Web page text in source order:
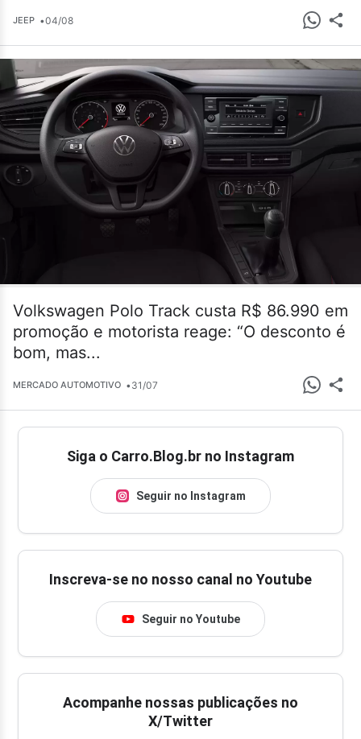
JEEP •04/08
Volkswagen Polo Track custa R$ 86.990 em
promoção e motorista reage: “O desconto é
bom, mas...
MERCADO AUTOMOTIVO •31/07
Siga o Carro.Blog.br no Instagram
Seguir no Instagram
Inscreva-se no nosso canal no Youtube
Seguir no Youtube
Acompanhe nossas publicações no
X/Twitter